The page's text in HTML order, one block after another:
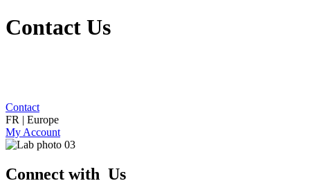
Contact Us
Contact
FR | Europe
My Account
Connect with Us